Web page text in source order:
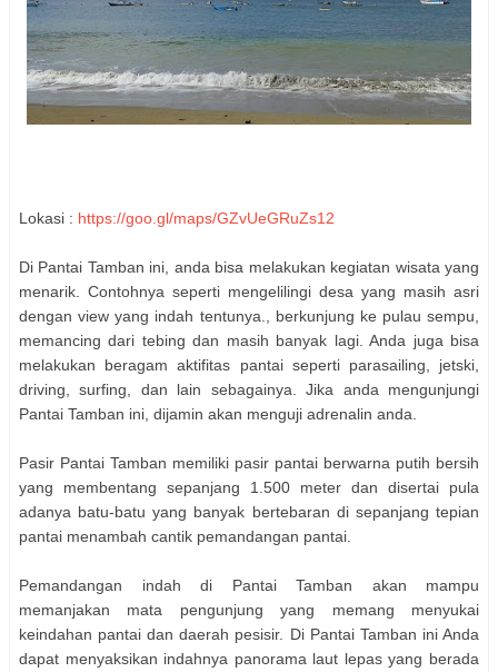
Lokasi : https://goo.gl/maps/GZvUeGRuZs12
Di Pantai Tamban ini, anda bisa melakukan kegiatan wisata yang
menarik. Contohnya seperti mengelilingi desa yang masih asri
dengan view yang indah tentunya., berkunjung ke pulau sempu,
memancing dari tebing dan masih banyak lagi. Anda juga bisa
melakukan beragam aktifitas pantai seperti parasailing, jetski,
driving, surfing, dan lain sebagainya. Jika anda mengunjungi
Pantai Tamban ini, dijamin akan menguji adrenalin anda.
Pasir Pantai Tamban memiliki pasir pantai berwarna putih bersih
yang membentang sepanjang 1.500 meter dan disertai pula
adanya batu-batu yang banyak bertebaran di sepanjang tepian
pantai menambah cantik pemandangan pantai.
Pemandangan indah di Pantai Tamban akan mampu
memanjakan mata pengunjung yang memang menyukai
keindahan pantai dan daerah pesisir. Di Pantai Tamban ini Anda
dapat menyaksikan indahnya panorama laut lepas yang berada